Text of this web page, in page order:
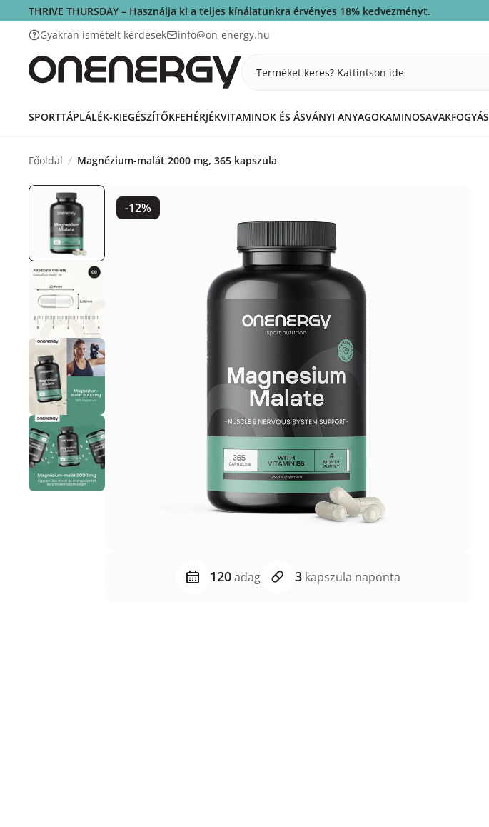
THRIVE THURSDAY – Használja ki a teljes kínálatunkra érvényes 18% kedvezményt.
Gyakran ismételt kérdések
info@on-energy.hu
Terméket keres? Kattintson ide
SPORTTÁPLÁLÉK-KIEGÉSZÍTŐKFEHÉRJÉKVITAMINOK ÉS ÁSVÁNYI ANYAGOKAMINOSAVAKFOGYÁS
Főoldal Magnézium-malát 2000 mg, 365 kapszula
-12%
120adag 3 kapszula naponta